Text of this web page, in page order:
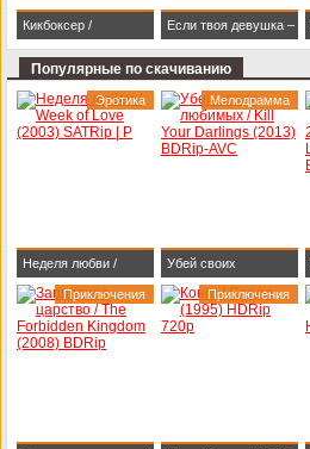
Кикбоксер /
Kickboxer (1989)
Если твоя девушка –
зомби / Life After Beth
Популярные по скачиванию
Неделя любви /
Week of Love (2003)
SATRip | P
Эротика
Убей своих
любимых / Kill Your
Darlings (2013)
Мелодрамма
Приключения Приключения